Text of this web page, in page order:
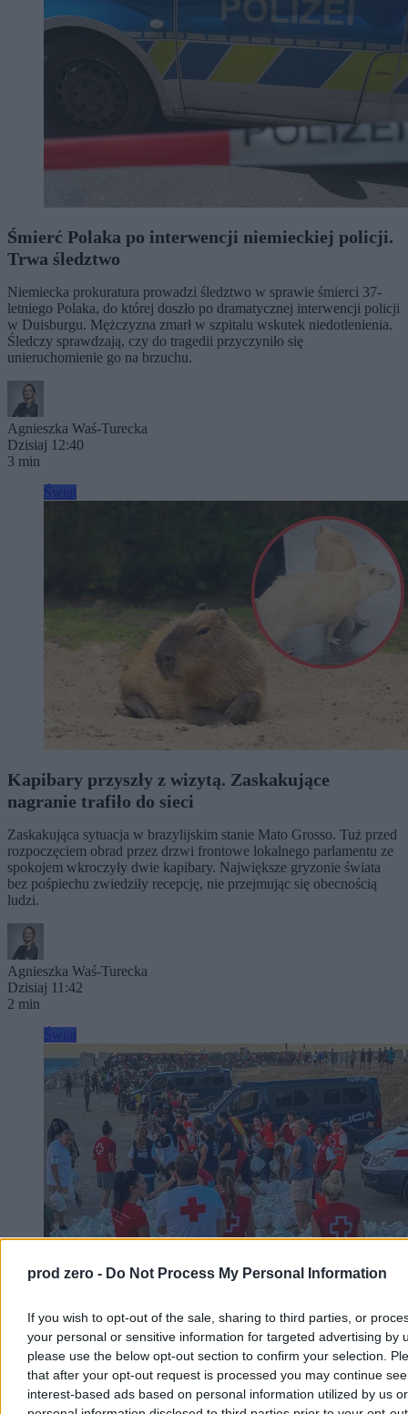
prod zero - Do Not Process My Personal Information
If you wish to opt-out of the sale, sharing to third parties, or
your personal or sensitive information for targeted advertising by
please use the below opt-out section to confirm your selection.
that after your opt-out request is processed you may continue
interest-based ads based on personal information utilized by us or
Śmierć Polaka po interwencji niemieckiej policji.
Trwa śledztwo
Niemiecka prokuratura prowadzi śledztwo w sprawie śmierci 37-
letniego Polaka, do której doszło po dramatycznej interwencji policji
w Duisburgu. Mężczyzna zmarł w szpitalu wskutek niedotlenienia.
Śledczy sprawdzają, czy do tragedii przyczyniło się
unieruchomienie go na brzuchu.
Agnieszka Waś-Turecka
Dzisiaj 12:40
3 min
Kapibary przyszły z wizytą. Zaskakujące
nagranie trafiło do sieci
Zaskakująca sytuacja w brazylijskim stanie Mato Grosso. Tuż przed
rozpoczęciem obrad przez drzwi frontowe lokalnego parlamentu ze
spokojem wkroczyły dwie kapibary. Największe gryzonie świata
bez pośpiechu zwiedziły recepcję, nie przejmując się obecnością
ludzi.
Agnieszka Waś-Turecka
Dzisiaj 11:42
2 min
Maroko rozlicza szturm na Ceutę. Są pierwsze
wyroki więzienia
Przed marokańskimi sądami rozpoczęły się procesy 86 osób
odpowiadających za udział i pomoc w niedawnym masowym
forsowaniu granicy z hiszpańską Ceutą. W sprawie zapadły już